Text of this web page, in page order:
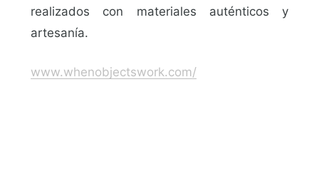
realizados con materiales auténticos y
artesanía.
www.whenobjectswork.com/